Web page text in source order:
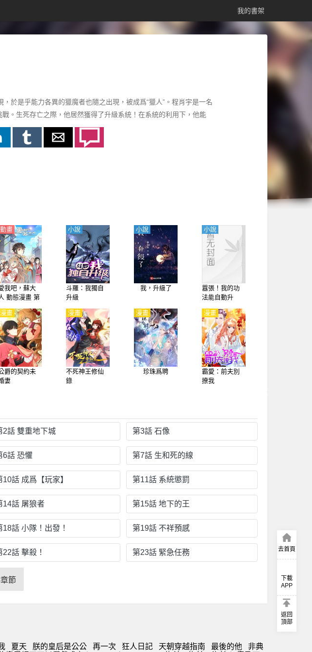
我的書架
於是乎能力各異的獵魔者也隨之出現，被成爲“獵人”。程肖宇是一名
。生死存亡之際，他居然獲得了升級系統！在系統的利用下，他能
我吧，蘇大
動態漫畫 第
動畫
斗羅：我獨自
升級
小說
我，升級了
小說
囂張！我的功
法能自動升
小說
爵的契約未
妻
漫畫
不死神王修仙
錄
漫畫
珍珠爲聘
漫畫
霸愛：前夫別
撩我
漫畫
2話 雙重地下城 第3話 石像
6話 恐懼 第7話 生和死的線
10話 成爲【玩家】 第11話 系統懲罰
14話 屠狼者 第15話 地下的王
18話 小隊！出發！ 第19話 不祥預感
22話 擊殺！ 第23話 緊急任務
節
夏天 朕的皇后是公公 再一次 狂人日記 天朝穿越指南 最後的他
非典
去首頁
下載
APP
返回
頂部